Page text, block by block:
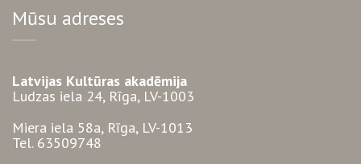
Mūsu adreses
Latvijas Kultūras akadēmija
Ludzas iela 24, Rīga, LV-1003
Miera iela 58a, Rīga, LV-1013
Tel. 63509748